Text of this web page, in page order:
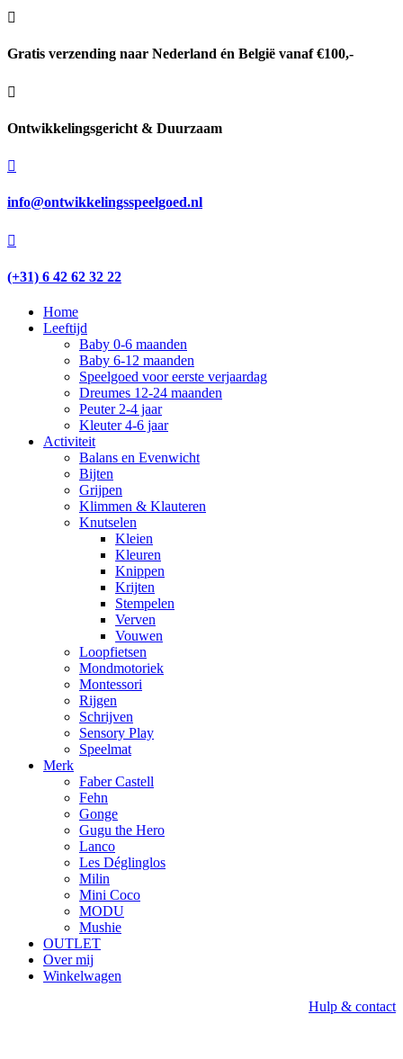

Gratis verzending naar Nederland én België vanaf €100,-

Ontwikkelingsgericht & Duurzaam

info@ontwikkelingsspeelgoed.nl

(+31) 6 42 62 32 22
Home
Leeftijd
Baby 0-6 maanden
Baby 6-12 maanden
Speelgoed voor eerste verjaardag
Dreumes 12-24 maanden
Peuter 2-4 jaar
Kleuter 4-6 jaar
Activiteit
Balans en Evenwicht
Bijten
Grijpen
Klimmen & Klauteren
Knutselen
Kleien
Kleuren
Knippen
Krijten
Stempelen
Verven
Vouwen
Loopfietsen
Mondmotoriek
Montessori
Rijgen
Schrijven
Sensory Play
Speelmat
Merk
Faber Castell
Fehn
Gonge
Gugu the Hero
Lanco
Les Déglinglos
Milin
Mini Coco
MODU
Mushie
OUTLET
Over mij
Winkelwagen
Hulp & contact